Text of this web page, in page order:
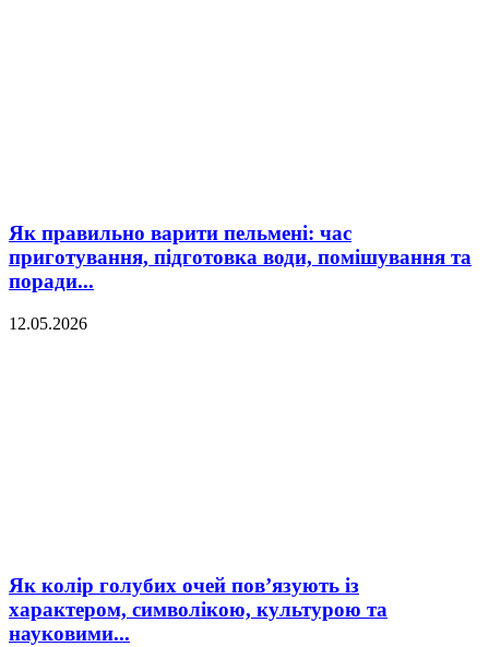
Як правильно варити пельмені: час
приготування, підготовка води, помішування та
поради...
12.05.2026
Як колір голубих очей пов’язують із
характером, символікою, культурою та
науковими...